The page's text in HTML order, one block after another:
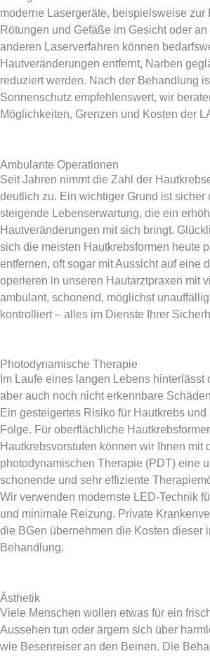
moderne Lasergeräte, beispielsweise zur
Rötungen und Gefäße im Gesicht oder
anderen Laserverfahren können
Hautveränderungen entfernt, Narben
reduziert werden. Nach der Behandlung
Sonnenschutz empfehlenswert, wir
Möglichkeiten, Grenzen und Kosten der
Ambulante Operationen
Seit Jahren nimmt die Zahl der
deutlich zu. Ein wichtiger Grund ist sicher
steigende Lebenserwartung, die ein
Hautveränderungen mit sich bringt.
sich die meisten Hautkrebsformen heute
entfernen, oft sogar mit Aussicht auf eine
operieren in unseren Hautarztpraxen mit
ambulant, schonend, möglichst
kontrolliert – alles im Dienste Ihrer
Photodynamische Therapie
Im Laufe eines langen Lebens hinterlässt
aber auch noch nicht erkennbare
Ein gesteigertes Risiko für Hautkrebs
Folge. Für oberflächliche
Hautkrebsvorstufen können wir Ihnen mit
photodynamischen Therapie (PDT) eine
schonende und sehr effiziente
Wir verwenden modernste LED-Technik
und minimale Reizung. Private
die BGen übernehmen die Kosten dieser
Behandlung.
Ästhetik
Viele Menschen wollen etwas für ein
Aussehen tun oder ärgern sich über
wie Besenreiser an den Beinen. Die